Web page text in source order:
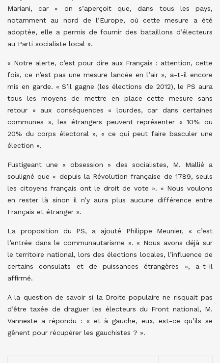
Mariani, car « on s’aperçoit que, dans tous les pays,
notamment au nord de l’Europe, où cette mesure a été
adoptée, elle a permis de fournir des bataillons d’électeurs
au Parti socialiste local ».
« Notre alerte, c’est pour dire aux Français : attention, cette
fois, ce n’est pas une mesure lancée en l’air », a-t-il encore
mis en garde. « S’il gagne (les élections de 2012), le PS aura
tous les moyens de mettre en place cette mesure sans
retour » aux conséquences « lourdes, car dans certaines
communes », les étrangers peuvent représenter « 10% ou
20% du corps électoral », « ce qui peut faire basculer une
élection ».
Fustigeant une « obsession » des socialistes, M. Mallié a
souligné que « depuis la Révolution française de 1789, seuls
les citoyens français ont le droit de vote ». « Nous voulons
en rester là sinon il n’y aura plus aucune différence entre
Français et étranger ».
La proposition du PS, a ajouté Philippe Meunier, « c’est
l’entrée dans le communautarisme ». « Nous avons déjà sur
le territoire national, lors des élections locales, l’influence de
certains consulats et de puissances étrangères », a-t-il
affirmé.
A la question de savoir si la Droite populaire ne risquait pas
d’être taxée de draguer les électeurs du Front national, M.
Vanneste a répondu : « et à gauche, eux, est-ce qu’ils se
gênent pour récupérer les gauchistes ? ».